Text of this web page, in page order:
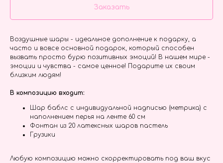
Заказать
Воздушные шары - идеальное дополнение к подарку, а
часто и вовсе основной подарок, который способен
вызвать просто бурю позитивных эмоций! В нашем мире -
эмоции и чувства - самое ценное! Подарите их своим
близким людям!
В композицию входит:
Шар баблс с индивидуальной надписью (метрика) с
наполнением перья на ленте 60 см
Фонтан из 20 латексных шаров пастель
Грузики
Любую композицию можно скорректировать под ваш вкус